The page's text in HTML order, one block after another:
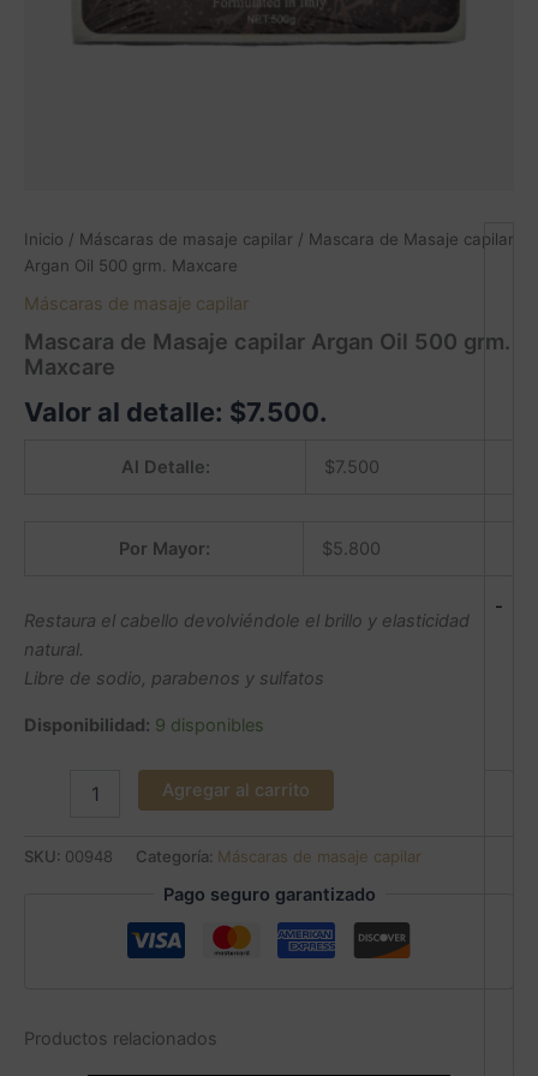
Inicio / Máscaras de masaje capilar / Mascara de Masaje capilar
Argan Oil 500 grm. Maxcare
Máscaras de masaje capilar
Mascara de Masaje capilar Argan Oil 500 grm.
Maxcare
Valor al detalle: $7.500.
Al Detalle: $7.500
Por Mayor: $5.800
Restaura el cabello devolviéndole el brillo y elasticidad
natural.
Libre de sodio, parabenos y sulfatos
Disponibilidad: 9 disponibles
-
Agregar al carrito
SKU: 00948 Categoría: Máscaras de masaje capilar
Pago seguro garantizado
Productos relacionados